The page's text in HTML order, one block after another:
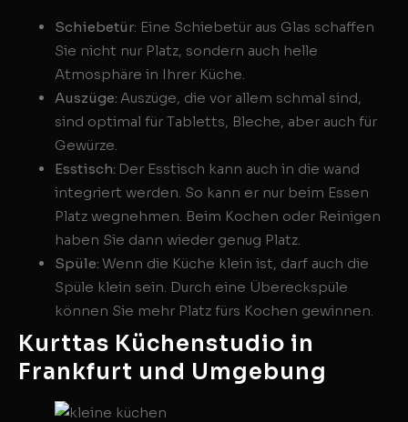
Schiebetür: Eine Schiebetür aus Glas schaffen
Sie nicht nur Platz, sondern auch helle
Atmosphäre in Ihrer Küche.
Auszüge: Auszüge, die vor allem schmal sind,
sind optimal für Tabletts, Bleche, aber auch für
Gewürze.
Esstisch: Der Esstisch kann auch in die wand
integriert werden. So kann er nur beim Essen
Platz wegnehmen. Beim Kochen oder Reinigen
haben Sie dann wieder genug Platz.
Spüle: Wenn die Küche klein ist, darf auch die
Spüle klein sein. Durch eine Übereckspüle
können Sie mehr Platz fürs Kochen gewinnen.
Kurttas Küchenstudio in
Frankfurt und Umgebung